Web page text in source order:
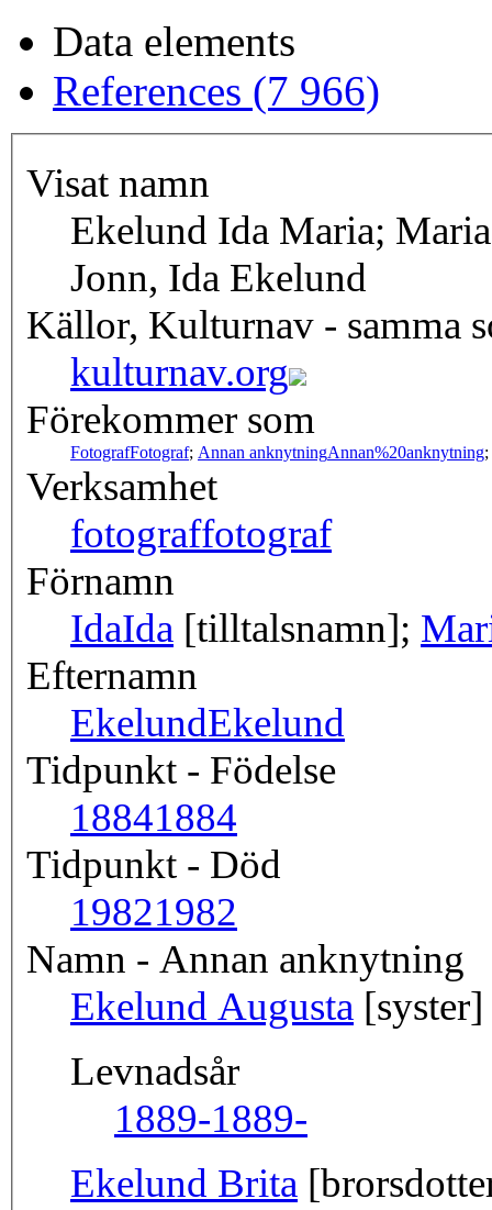
Data elements
References (7 966)
Visat namn
Ekelund Ida Maria;
Jonn, Ida Ekelund
Källor, Kulturnav - samma
kulturnav.org
Förekommer som
FotografFotograf; Annan anknytningAnnan%20anknytning;
Verksamhet
fotograffotograf
Förnamn
IdaIda [tilltalsnamn];
Efternamn
EkelundEkelund
Tidpunkt - Födelse
18841884
Tidpunkt - Död
19821982
Namn - Annan anknytning
Ekelund Augusta [syster]
Levnadsår
1889-1889-
Ekelund Brita